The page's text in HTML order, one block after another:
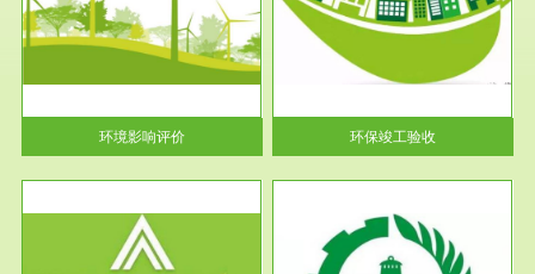
环境影响评价
环保竣工验收
根据《建设项目环境保护管理条
例》第十七条 编制环境影响报
告书、...
环保竣工验收
服务范围